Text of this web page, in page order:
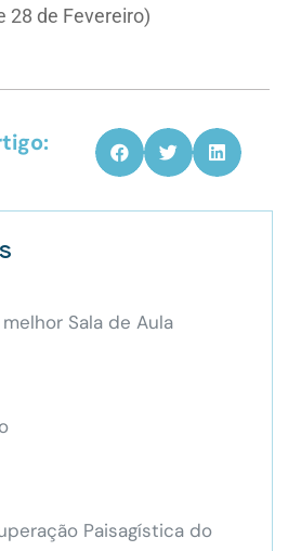
28 de Fevereiro)
Sala de Aula
Paisagística do